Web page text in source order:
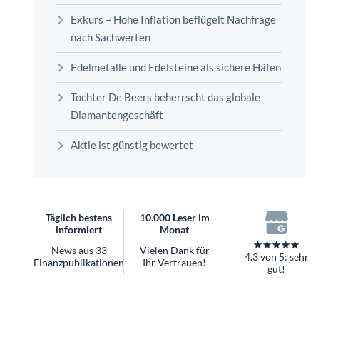
Worauf Sie bei ETFs achten sollten
informiert
Finanzpublikationen
Monat
Ihr Vertrauen!
★★★★★
4.3 von 5: sehr
gut!